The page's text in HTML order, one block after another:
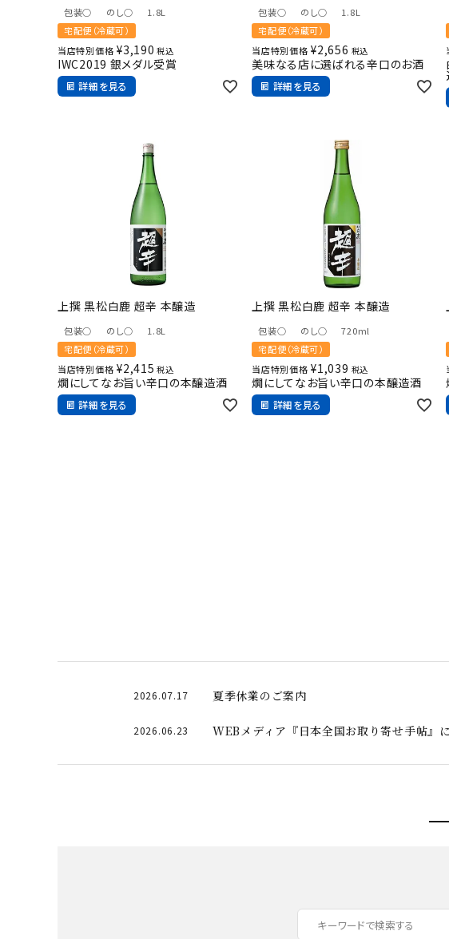
包装○ のし○
1.8L
宅配便（冷蔵可）
当店特別価格 ¥3,190 税込
IWC2019 銀メダル受賞
詳細を見る
包装○ のし○
1.8L
宅配便（冷蔵可）
当店特別価格 ¥2,656 税込
美味なる店に選ばれる辛口のお酒
詳細を見る
上撰 黒松白鹿 超辛 本醸造
包装○ のし○
1.8L
宅配便（冷蔵可）
当店特別価格 ¥2,415 税込
燗にしてなお旨い辛口の本醸造酒
詳細を見る
上撰 黒松白鹿 超辛 本醸造
包装○ のし○
720ml
宅配便（冷蔵可）
当店特別価格 ¥1,039 税込
燗にしてなお旨い辛口の本醸造酒
詳細を見る
2026.07.17 夏季休業のご案内
2026.06.23 WEBメディア『日本全国お取り寄せ手帖』